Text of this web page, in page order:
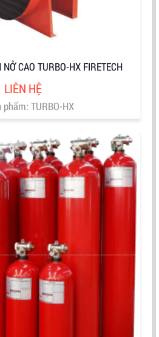
CAO TURBO-HX FIRETECH
LIÊN HỆ
phẩm: TURBO-HX